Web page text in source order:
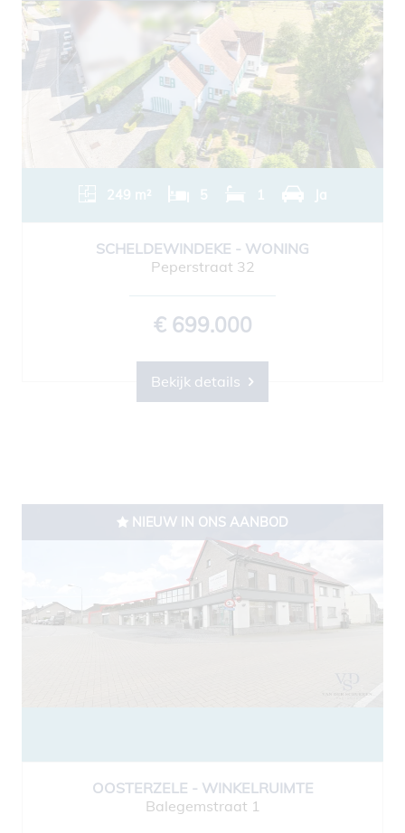
249 m² 5 1 Ja
SCHELDEWINDEKE - WONING
Peperstraat 32
€ 699.000
Bekijk details
NIEUW IN ONS AANBOD
OOSTERZELE - WINKELRUIMTE
Balegemstraat 1